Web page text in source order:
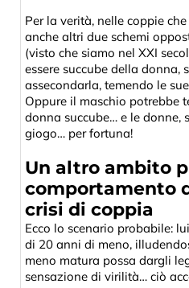
Per la verità, nelle coppie
anche altri due schemi
(visto che siamo nel XXI
essere succube della donna,
assecondarla, temendo le
Oppure il maschio potrebbe
donna succube… e le donne,
giogo… per fortuna!
Un altro ambito
comportamento
crisi di coppia
Ecco lo scenario probabile:
di 20 anni di meno,
meno matura possa dargli
sensazione di virilità… ciò